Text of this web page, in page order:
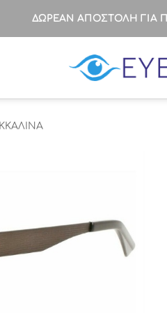
ΔΩΡΕΑΝ ΑΠΟΣΤΟΛΗ ΓΙΑ